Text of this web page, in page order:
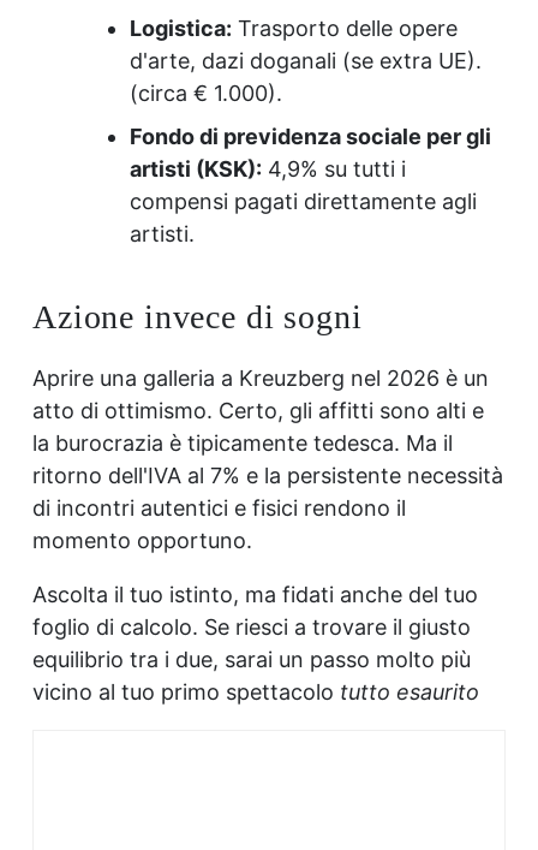
Logistica: Trasporto delle opere
d'arte, dazi doganali (se extra UE).
(circa € 1.000).
Fondo di previdenza sociale per gli
artisti (KSK): 4,9% su tutti i
compensi pagati direttamente agli
artisti.
Azione invece di sogni
Aprire una galleria a Kreuzberg nel 2026 è un
atto di ottimismo. Certo, gli affitti sono alti e
la burocrazia è tipicamente tedesca. Ma il
ritorno dell'IVA al 7% e la persistente necessità
di incontri autentici e fisici rendono il
momento opportuno.
Ascolta il tuo istinto, ma fidati anche del tuo
foglio di calcolo. Se riesci a trovare il giusto
equilibrio tra i due, sarai un passo molto più
vicino al tuo primo spettacolo tutto esaurito